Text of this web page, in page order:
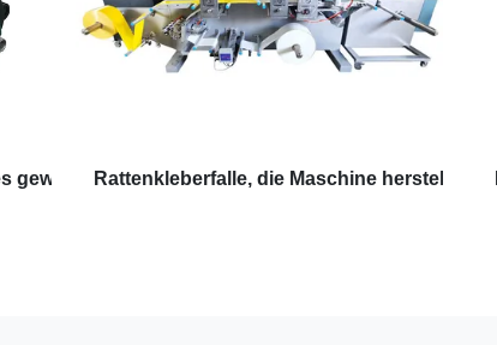
gewölbten Kastens
Rattenkleberfalle, die Maschine herstellt